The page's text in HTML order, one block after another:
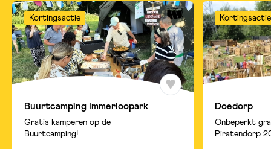
Kortingsactie
Buurtcamping Immerloopark
Gratis kamperen op de
Buurtcamping!
Kortingsactie
Doedorp
Onbeperkt
Piratendorp